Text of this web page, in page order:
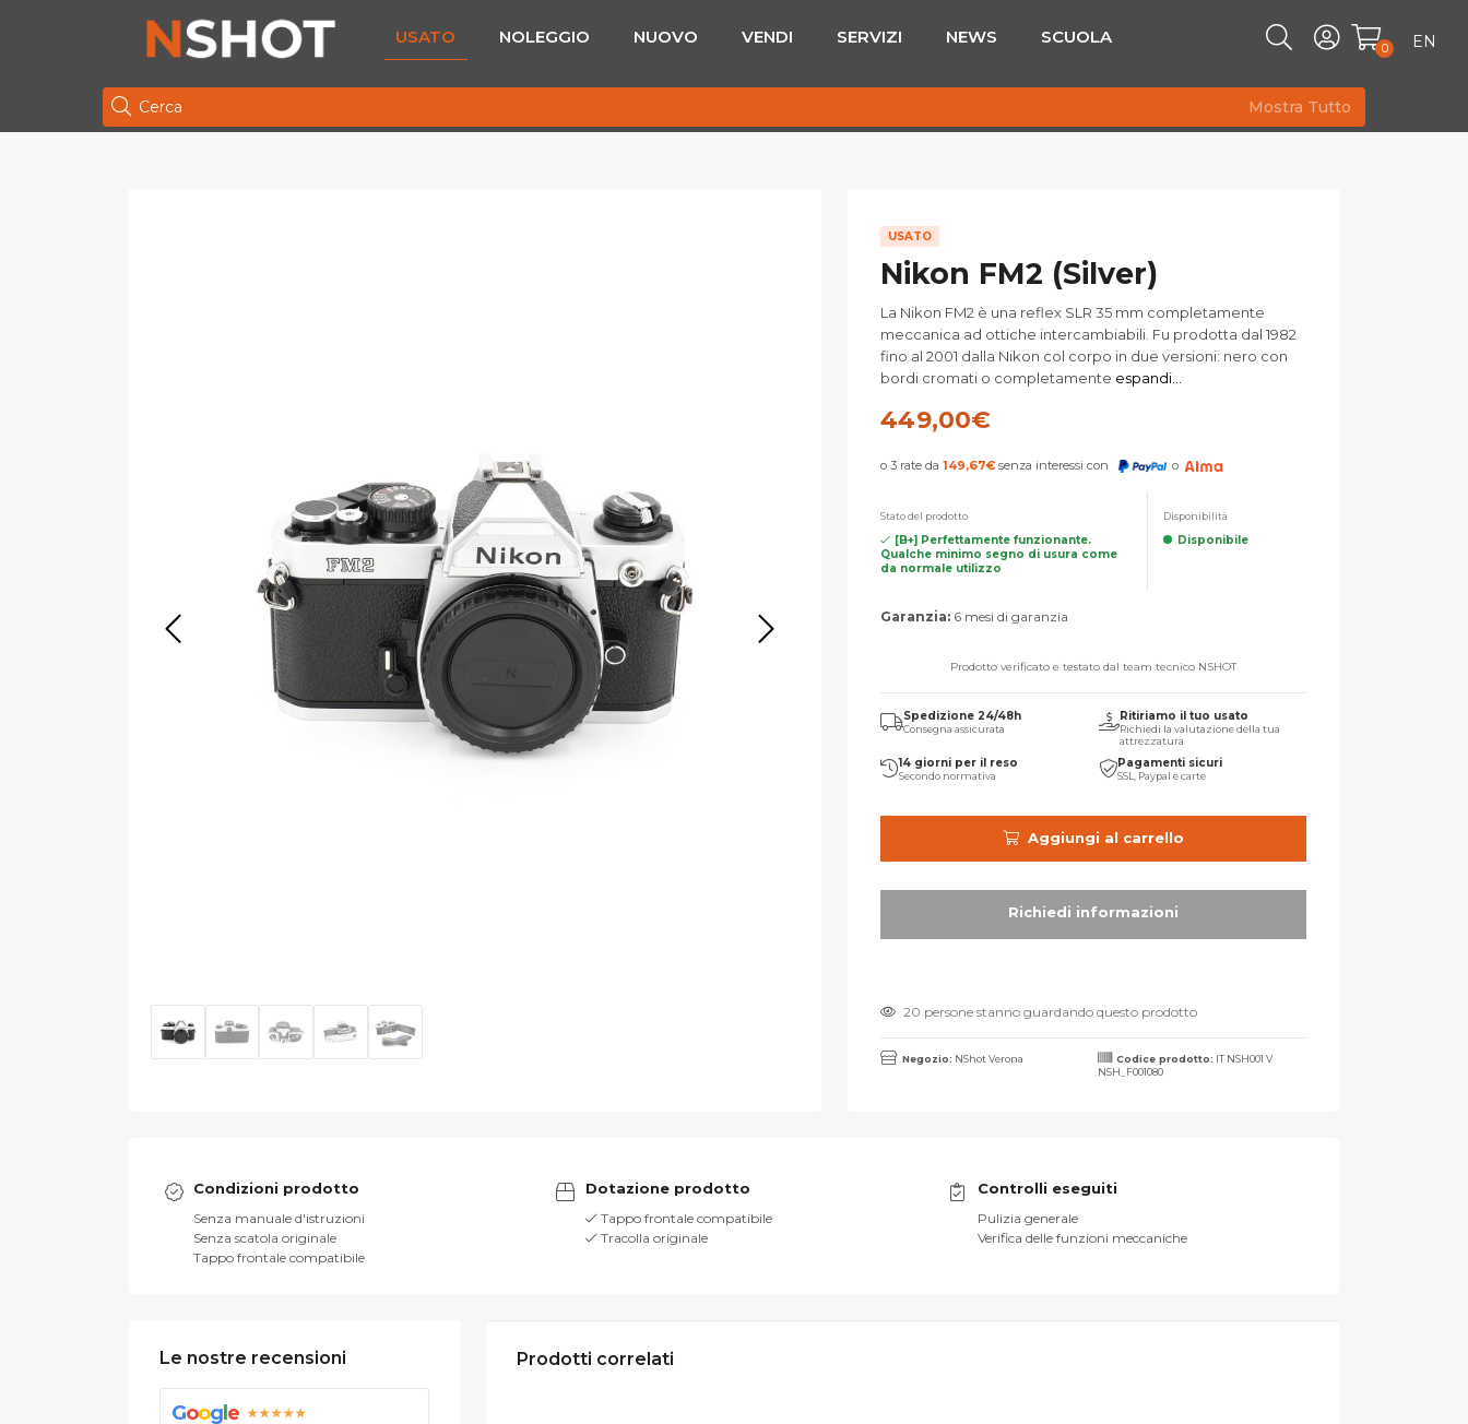
USATO NOLEGGIO NUOVO VENDI SERVIZI NEWS SCUOLA
0 EN
Mostra Tutto
USATO
Nikon FM2 (Silver)
La Nikon FM2 è una reflex SLR 35 mm completamente
meccanica ad ottiche intercambiabili. Fu prodotta dal 1982
fino al 2001 dalla Nikon col corpo in due versioni: nero con
bordi cromati o completamente espandi...
449,00€
o 3 rate da149,67€ senza interessi con o
Stato del prodotto
[B+] Perfettamente funzionante.
Qualche minimo segno di usura come
da normale utilizzo
Disponibilità
Disponibile
Garanzia: 6 mesi di garanzia
Prodotto verificato e testato dal team tecnico NSHOT
Spedizione 24/48h
Consegna assicurata
Ritiriamo il tuo usato
Richiedi la valutazione della tua
attrezzatura
14 giorni per il reso
Secondo normativa
Pagamenti sicuri
SSL, Paypal e carte
Aggiungi al carrello
20 persone stanno guardando questo prodotto
Negozio: NShot Verona Codice prodotto: IT NSH001 V
NSH_F001080
Condizioni prodotto
Senza manuale d'istruzioni
Senza scatola originale
Tappo frontale compatibile
Dotazione prodotto
Tappo frontale compatibile
Tracolla originale
Controlli eseguiti
Pulizia generale
Verifica delle funzioni meccaniche
Le nostre recensioni
Googl e ★★★★★
Prodotti correlati